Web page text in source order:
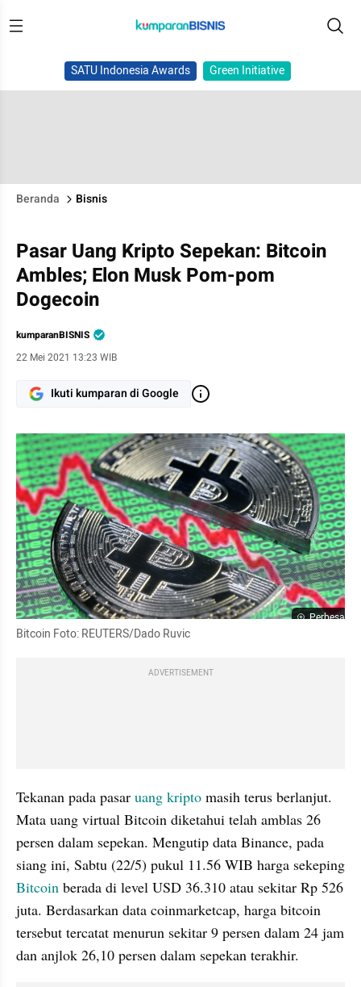
SATU Indonesia Awards Green Initiative
Beranda Bisnis
Pasar Uang Kripto Sepekan: Bitcoin
Ambles; Elon Musk Pom-pom
Dogecoin
kumparanBISNIS
22 Mei 2021 13:23 WIB
Ikuti kumparan di Google
Perbesar
Bitcoin Foto: REUTERS/Dado Ruvic
ADVERTISEMENT
Tekanan pada pasar uang kripto masih terus berlanjut.
Mata uang virtual Bitcoin diketahui telah amblas 26
persen dalam sepekan. Mengutip data Binance, pada
Bitcoin berada di level USD 36.310 atau sekitar Rp 526
juta. Berdasarkan data coinmarketcap, harga bitcoin
tersebut tercatat menurun sekitar 9 persen dalam 24 jam
dan anjlok 26,10 persen dalam sepekan terakhir.